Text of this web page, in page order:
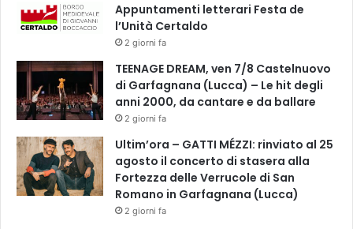
Appuntamenti letterari Festa de
l’Unità Certaldo
2 giorni fa
TEENAGE DREAM, ven 7/8 Castelnuovo
di Garfagnana (Lucca) – Le hit degli
anni 2000, da cantare e da ballare
2 giorni fa
Ultim’ora – GATTI MÉZZI: rinviato al 25
agosto il concerto di stasera alla
Fortezza delle Verrucole di San
Romano in Garfagnana (Lucca)
2 giorni fa